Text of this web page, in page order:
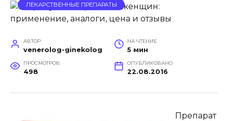
ЛЕКАРСТВЕННЫЕ ПРЕПАРАТЫ
АВТОР
venerolog-ginekolog
НА ЧТЕНИЕ
5 мин
ПРОСМОТРОВ
498
ОПУБЛИКОВАНО
22.08.2016
Препарат